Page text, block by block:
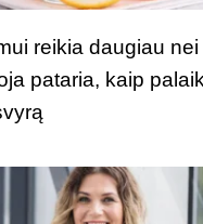
reikia daugiau nei
pataria, kaip